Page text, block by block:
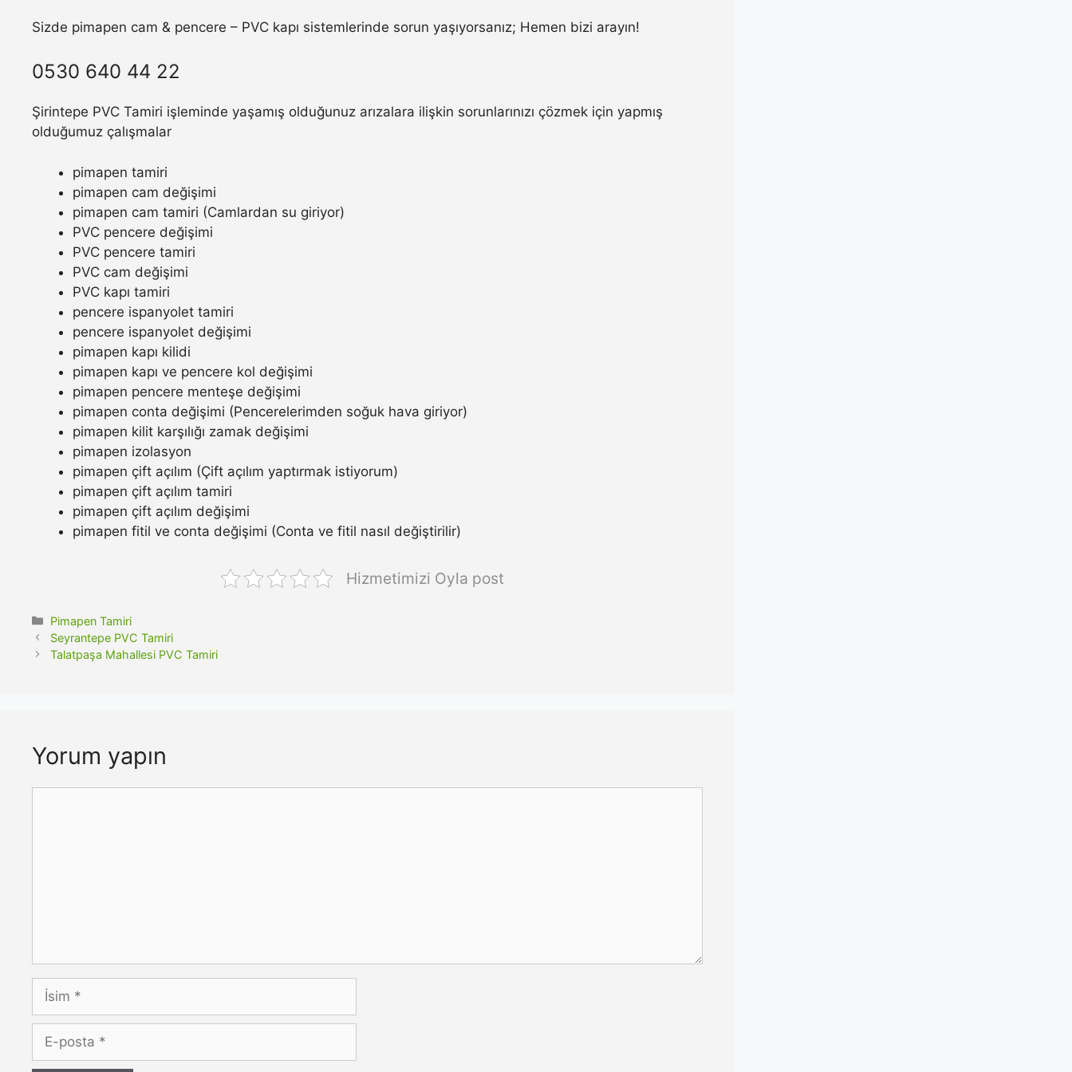
Sizde pimapen cam & pencere – PVC kapı sistemlerinde sorun yaşıyorsanız; Hemen bizi arayın!
0530 640 44 22
Şirintepe PVC Tamiri işleminde yaşamış olduğunuz arızalara ilişkin sorunlarınızı çözmek için yapmış
olduğumuz çalışmalar
pimapen tamiri
pimapen cam değişimi
pimapen cam tamiri (Camlardan su giriyor)
PVC pencere değişimi
PVC pencere tamiri
PVC cam değişimi
PVC kapı tamiri
pencere ispanyolet tamiri
pencere ispanyolet değişimi
pimapen kapı kilidi
pimapen kapı ve pencere kol değişimi
pimapen pencere menteşe değişimi
pimapen conta değişimi (Pencerelerimden soğuk hava giriyor)
pimapen kilit karşılığı zamak değişimi
pimapen izolasyon
pimapen çift açılım (Çift açılım yaptırmak istiyorum)
pimapen çift açılım tamiri
pimapen çift açılım değişimi
pimapen fitil ve conta değişimi (Conta ve fitil nasıl değiştirilir)
Hizmetimizi Oyla post
Kategoriler
Pimapen Tamiri
Seyrantepe PVC Tamiri
Talatpaşa Mahallesi PVC Tamiri
Yorum yapın
İsim
posta